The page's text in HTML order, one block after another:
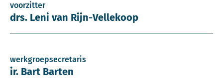
voorzitter
drs. Leni van Rijn-Vellekoop
werkgroepsecretaris
ir. Bart Barten